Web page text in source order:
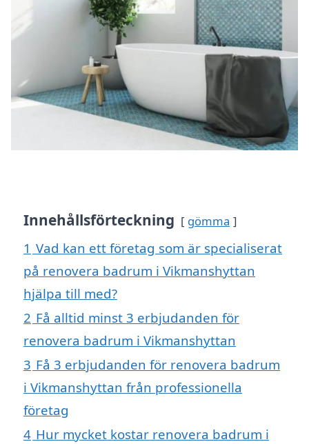
Innehållsförteckning gömma
1 Vad kan ett företag som är specialiserat
på renovera badrum i Vikmanshyttan
hjälpa till med?
2 Få alltid minst 3 erbjudanden för
renovera badrum i Vikmanshyttan
3 Få 3 erbjudanden för renovera badrum
i Vikmanshyttan från professionella
företag
4 Hur mycket kostar renovera badrum i